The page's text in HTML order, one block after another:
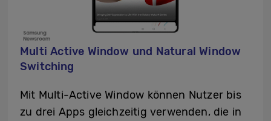
Multi Active Window und Natural Window
Switching
Mit Multi-Active Window können Nutzer bis
zu drei Apps gleichzeitig verwenden, die in